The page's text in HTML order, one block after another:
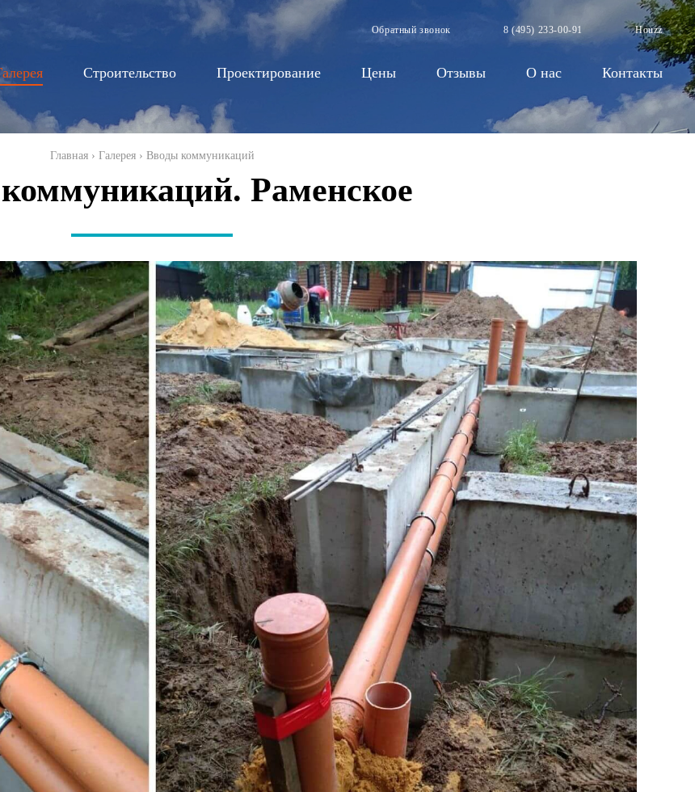
основному
Обратный звонок 8 (495) 233-00-91 Houzz
Строительство Проектирование Цены Отзывы О нас Контакты
Главная› Галерея› Вводы коммуникаций
Раменское